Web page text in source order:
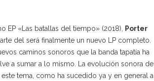
EP «Las batallas del tiempo» (2018),
Porter
del será finalmente un nuevo LP completo.
caminos sonoros que la banda tapatía ha
a sumar a lo mismo. La evolución sonora de
tema, como ha sucedido ya y en general a